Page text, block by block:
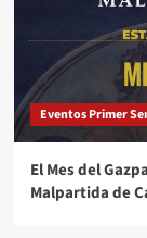
Eventos Primer
El Mes del
Malpartida de